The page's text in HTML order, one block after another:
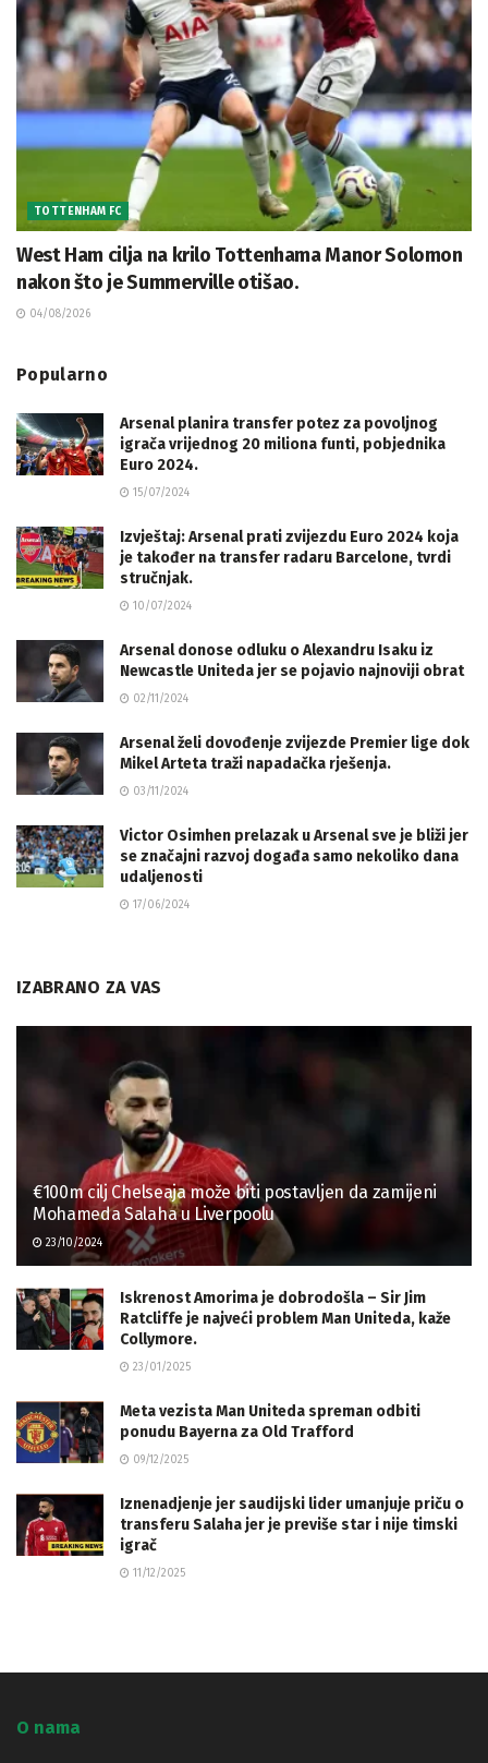
TOTTENHAM FC
West Ham cilja na krilo Tottenhama Manor Solomon
nakon što je Summerville otišao.
04/08/2026
Popularno
Arsenal planira transfer potez za povoljnog
igrača vrijednog 20 miliona funti, pobjednika
Euro 2024.
15/07/2024
Izvještaj: Arsenal prati zvijezdu Euro 2024 koja
je također na transfer radaru Barcelone, tvrdi
stručnjak.
10/07/2024
Arsenal donose odluku o Alexandru Isaku iz
Newcastle Uniteda jer se pojavio najnoviji obrat
02/11/2024
Arsenal želi dovođenje zvijezde Premier lige dok
Mikel Arteta traži napadačka rješenja.
03/11/2024
Victor Osimhen prelazak u Arsenal sve je bliži jer
se značajni razvoj događa samo nekoliko dana
udaljenosti
17/06/2024
IZABRANO ZA VAS
€100m cilj Chelseaja može biti postavljen da zamijeni
Mohameda Salaha u Liverpoolu
23/10/2024
Iskrenost Amorima je dobrodošla – Sir Jim
Ratcliffe je najveći problem Man Uniteda, kaže
Collymore.
23/01/2025
Meta vezista Man Uniteda spreman odbiti
ponudu Bayerna za Old Trafford
09/12/2025
Iznenadjenje jer saudijski lider umanjuje priču o
transferu Salaha jer je previše star i nije timski
igrač
11/12/2025
O nama